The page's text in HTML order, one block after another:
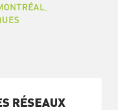
RÉSEAUX